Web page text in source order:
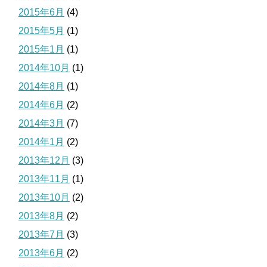
2015年6月 (4)
2015年5月 (1)
2015年1月 (1)
2014年10月 (1)
2014年8月 (1)
2014年6月 (2)
2014年3月 (7)
2014年1月 (2)
2013年12月 (3)
2013年11月 (1)
2013年10月 (2)
2013年8月 (2)
2013年7月 (3)
2013年6月 (2)